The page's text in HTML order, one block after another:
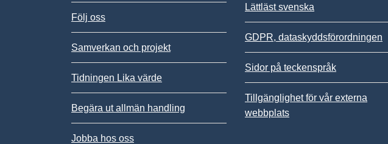
Följ oss
Samverkan och projekt
Tidningen Lika värde
Begära ut allmän handling
Jobba hos oss
Lättläst svenska
GDPR, dataskyddsförordningen
Sidor på teckenspråk
Tillgänglighet för vår externa
webbplats